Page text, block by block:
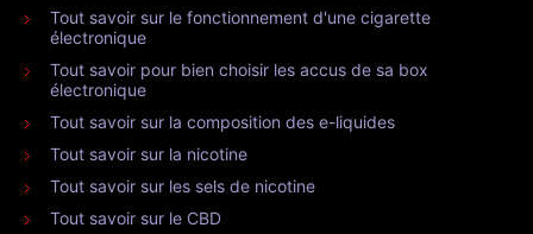
Tout savoir sur le fonctionnement d'une cigarette
électronique
Tout savoir pour bien choisir les accus de sa box
électronique
Tout savoir sur la composition des e-liquides
Tout savoir sur la nicotine
Tout savoir sur les sels de nicotine
Tout savoir sur le CBD